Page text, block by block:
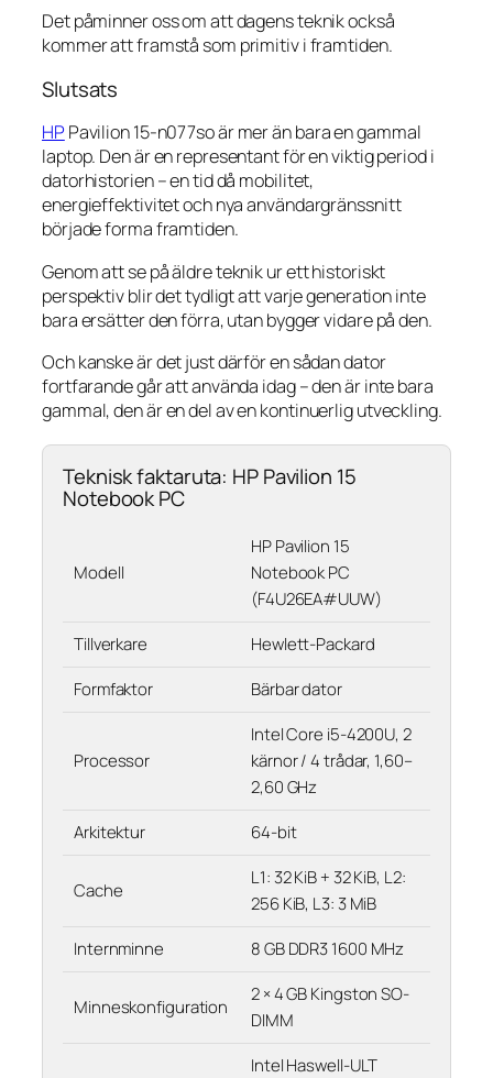
Det påminner oss om att dagens teknik också
kommer att framstå som primitiv i framtiden.
Slutsats
HPPavilion 15-n077so är mer än bara en gammal
laptop. Den är en representant för en viktig period i
datorhistorien – en tid då mobilitet,
energieffektivitet och nya användargränssnitt
började forma framtiden.
Genom att se på äldre teknik ur ett historiskt
perspektiv blir det tydligt att varje generation inte
bara ersätter den förra, utan bygger vidare på den.
Och kanske är det just därför en sådan dator
fortfarande går att använda idag – den är inte bara
gammal, den är en del av en kontinuerlig utveckling.
Teknisk faktaruta: HP Pavilion 15
Notebook PC
Modell
HP Pavilion 15
Notebook PC
(F4U26EA#UUW)
Tillverkare
Hewlett-Packard
Formfaktor
Bärbar dator
Processor
Intel Core i5-4200U, 2
kärnor / 4 trådar, 1,60–
2,60 GHz
Arkitektur
64-bit
Cache
L1: 32 KiB + 32 KiB, L2:
256 KiB, L3: 3 MiB
Internminne
8 GB DDR3 1600 MHz
Minneskonfiguration
2 × 4 GB Kingston SO-
DIMM
Intel Haswell-ULT